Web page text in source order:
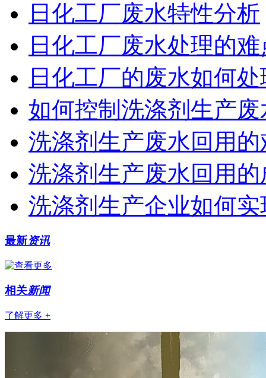
日化工厂废水特性分析
日化工厂废水处理的
日化工厂的废水如何
如何控制洗涤剂生产
洗涤剂生产废水回用
洗涤剂生产废水回用
洗涤剂生产企业如何
最新资讯
相关新闻
了解更多 +